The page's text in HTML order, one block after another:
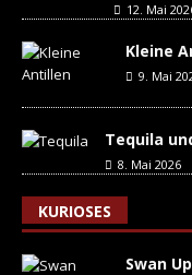
12. Mai
Kleine
9. Mai
Tequila
8. Mai 2026
KURIOSES
Swan